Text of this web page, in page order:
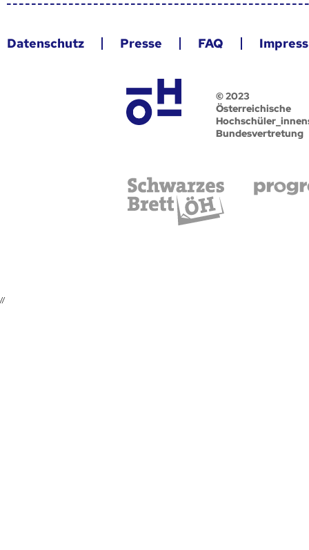
Datenschutz Presse FAQ
© 2023
Österreichische
Bundesvertretung
//